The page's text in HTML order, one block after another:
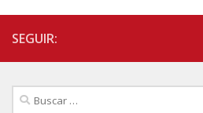
SEGUIR:
Buscar: